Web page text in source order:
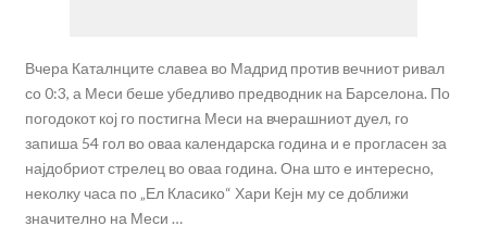
Вчера Каталнците славеа во Мадрид против вечниот ривал
со 0:3, а Меси беше убедливо предводник на Барселона. По
погодокот кој го постигна Меси на вчерашниот дуел, го
запиша 54 гол во оваа календарска година и е прогласен за
најдобриот стрелец во оваа година. Она што е интересно,
неколку часа по „Ел Класико“ Хари Кејн му се доближи
значително на Меси …